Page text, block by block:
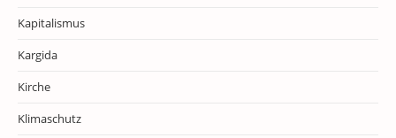
Kapitalismus
Kargida
Kirche
Klimaschutz